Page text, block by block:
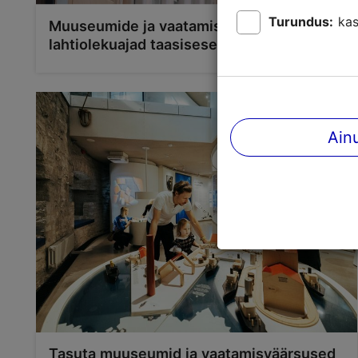
Muuseumide ja vaatamisväärsuste
lahtiolekuajad taasiseseisvumispäeval
Tasuta muuseumid ja vaatamisväärsused
Turundus: